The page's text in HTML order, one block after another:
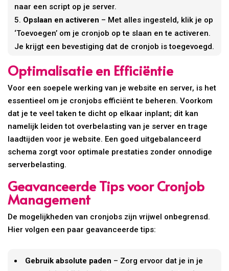
naar een script op je server.
Opslaan en activeren – Met alles ingesteld, klik je op
‘Toevoegen’ om je cronjob op te slaan en te activeren.
Je krijgt een bevestiging dat de cronjob is toegevoegd.
Optimalisatie en Efficiëntie
Voor een soepele werking van je website en server, is het
essentieel om je cronjobs efficiënt te beheren. Voorkom
dat je te veel taken te dicht op elkaar inplant; dit kan
namelijk leiden tot overbelasting van je server en trage
laadtijden voor je website. Een goed uitgebalanceerd
schema zorgt voor optimale prestaties zonder onnodige
serverbelasting.
Geavanceerde Tips voor Cronjob
Management
De mogelijkheden van cronjobs zijn vrijwel onbegrensd.
Hier volgen een paar geavanceerde tips:
Gebruik absolute paden – Zorg ervoor dat je in je